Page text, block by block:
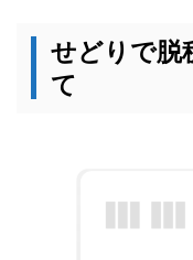
せどりで脱
て